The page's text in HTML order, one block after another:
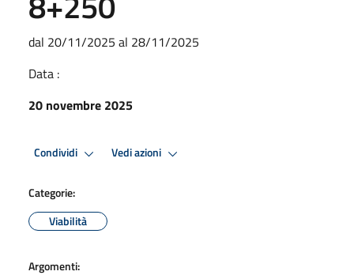
dal 20/11/2025 al 28/11/2025
Data :
20 novembre 2025
Condividi Vedi azioni
Categorie:
Viabilità
Argomenti: